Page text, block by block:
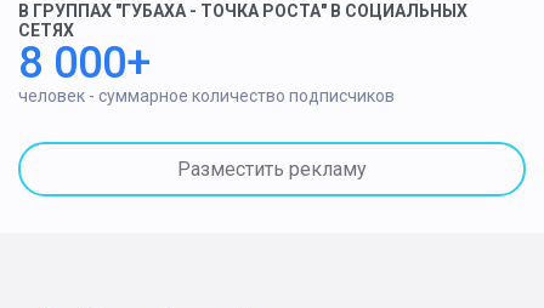
В ГРУППАХ "ГУБАХА - ТОЧКА РОСТА" В СОЦИАЛЬНЫХ
СЕТЯХ
8 000+
человек - суммарное количество подписчиков
Разместить рекламу